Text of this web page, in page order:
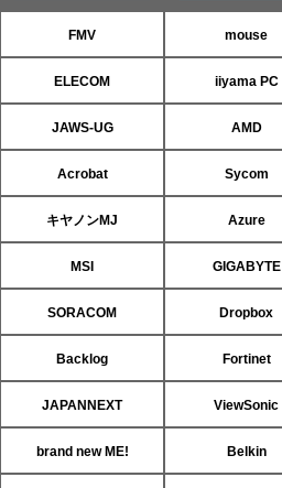
FMV mouse
ELECOM iiyama PC
JAWS-UG AMD
Acrobat Sycom
キヤノンMJ Azure
MSI GIGABYTE
SORACOM Dropbox
Backlog Fortinet
JAPANNEXT ViewSonic
brand new ME! Belkin